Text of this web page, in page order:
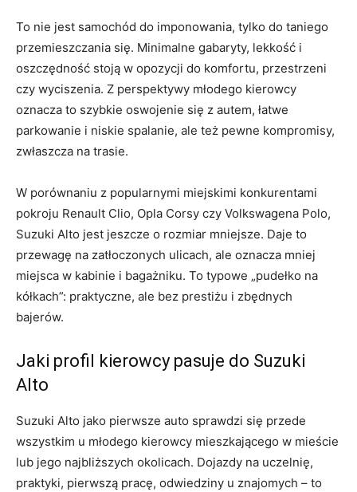
To nie jest samochód do imponowania, tylko do taniego
przemieszczania się. Minimalne gabaryty, lekkość i
oszczędność stoją w opozycji do komfortu, przestrzeni
czy wyciszenia. Z perspektywy młodego kierowcy
oznacza to szybkie oswojenie się z autem, łatwe
parkowanie i niskie spalanie, ale też pewne kompromisy,
zwłaszcza na trasie.
W porównaniu z popularnymi miejskimi konkurentami
pokroju Renault Clio, Opla Corsy czy Volkswagena Polo,
Suzuki Alto jest jeszcze o rozmiar mniejsze. Daje to
przewagę na zatłoczonych ulicach, ale oznacza mniej
miejsca w kabinie i bagażniku. To typowe „pudełko na
kółkach”: praktyczne, ale bez prestiżu i zbędnych
bajerów.
Jaki profil kierowcy pasuje do Suzuki
Alto
Suzuki Alto jako pierwsze auto sprawdzi się przede
wszystkim u młodego kierowcy mieszkającego w mieście
lub jego najbliższych okolicach. Dojazdy na uczelnię,
praktyki, pierwszą pracę, odwiedziny u znajomych – to